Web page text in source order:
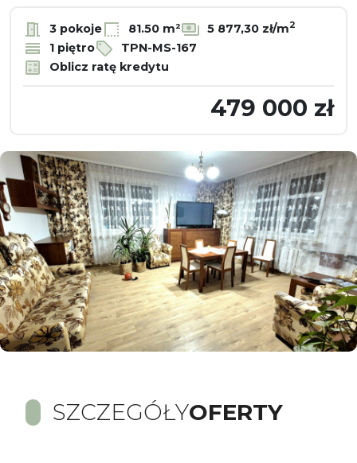
3 pokoje 81.50 m² 5 877,30 zł/m2
1 piętro
TPN-MS-167
Oblicz ratę kredytu
479 000 zł
SZCZEGÓŁYOFERTY